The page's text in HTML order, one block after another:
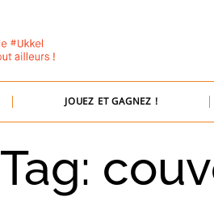
JOUEZ ET GAGNEZ !
Tag: